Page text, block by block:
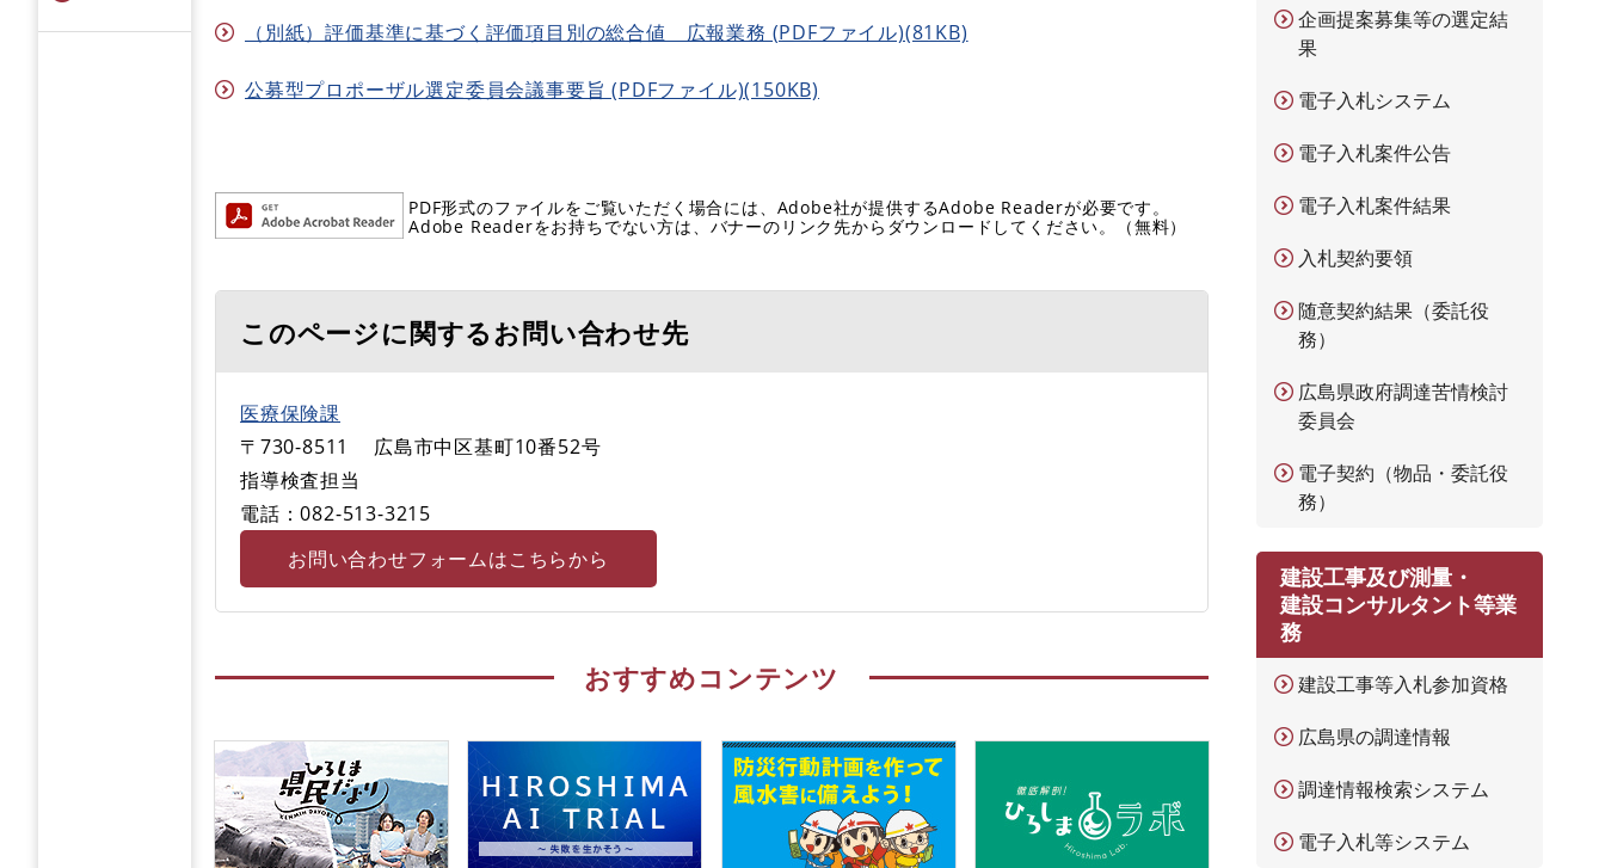
（別紙）評価基準に基づく評価項目別の総合値 広報業務 (PDFファイル)(81KB)
公募型プロポーザル選定委員会議事要旨 (PDFファイル)(150KB)
PDF形式のファイルをご覧いただく場合には、Adobe社が提供するAdobe Readerが必要です。
Adobe Readerをお持ちでない方は、バナーのリンク先からダウンロードしてください。（無料）
このページに関するお問い合わせ先
医療保険課
〒730-8511
広島市中区基町10番52号
指導検査担当
電話：082-513-3215
お問い合わせフォームはこちらから
おすすめコンテンツ
企画提案募集等の選定結
果
電子入札システム
電子入札案件公告
電子入札案件結果
入札契約要領
随意契約結果（委託役
務）
広島県政府調達苦情検討
委員会
電子契約（物品・委託役
務）
建設工事及び測量・
建設コンサルタント等業
務
建設工事等入札参加資格
広島県の調達情報
調達情報検索システム
電子入札等システム